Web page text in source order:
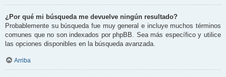
¿Por qué mi búsqueda me devuelve ningún resultado?
Probablemente su búsqueda fue muy general e incluye muchos términos
comunes que no son indexados por phpBB. Sea más específico y utilice
las opciones disponibles en la búsqueda avanzada.
Arriba